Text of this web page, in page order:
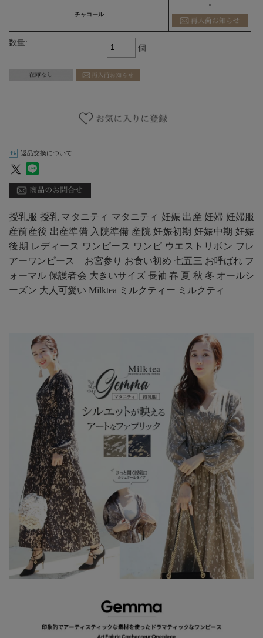
チャコール
×
数量:
個
返品交換について
授乳服 授乳 マタニティ マタニティ 妊娠 出産 妊婦 妊婦服
産前産後 出産準備 入院準備 産院 妊娠初期 妊娠中期 妊娠
後期 レディース ワンピース ワンピ ウエストリボン フレ
アーワンピース お宮参り お食い初め 七五三 お呼ばれ フ
ォーマル 保護者会 大きいサイズ 長袖 春 夏 秋 冬 オールシ
ーズン 大人可愛い Milktea ミルクティー ミルクティ